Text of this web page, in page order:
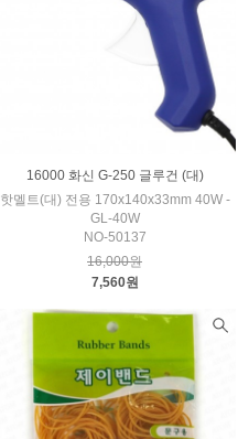
16000 화신 G-250 글루건 (대)
핫멜트(대) 전용 170x140x33mm 40W -
GL-40W
NO-50137
16,000원
7,560원